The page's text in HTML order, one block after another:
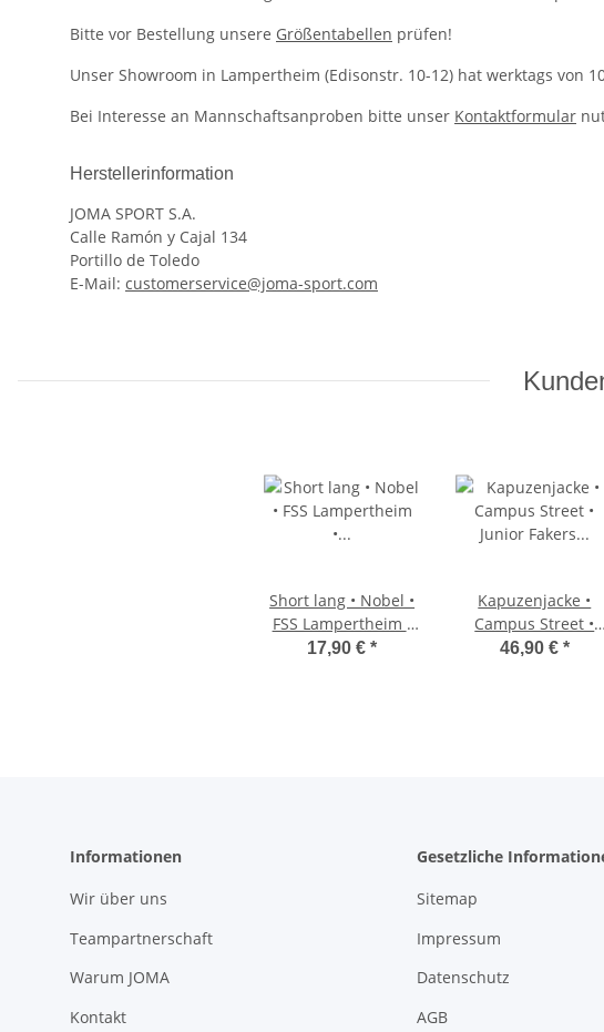
Bitte vor Bestellung unsere Größentabellen prüfen!
Unser Showroom in Lampertheim (Edisonstr. 10-12) hat werktags von
Bei Interesse an Mannschaftsanproben bitte unser Kontaktformular
Herstellerinformation
JOMA SPORT S.A.
Calle Ramón y Cajal 134
Portillo de Toledo
E-Mail: customerservice@joma-sport.com
Short lang • Nobel •
FSS Lampertheim •
Dunkelblau • Ohne
17,90 €*
Kapuzenjacke •
Campus Street •
Junior Fakers •
46,90 € *
Informationen
Wir über uns
Teampartnerschaft
Warum JOMA
Kontakt
Gesetzliche
Sitemap
Impressum
Datenschutz
AGB